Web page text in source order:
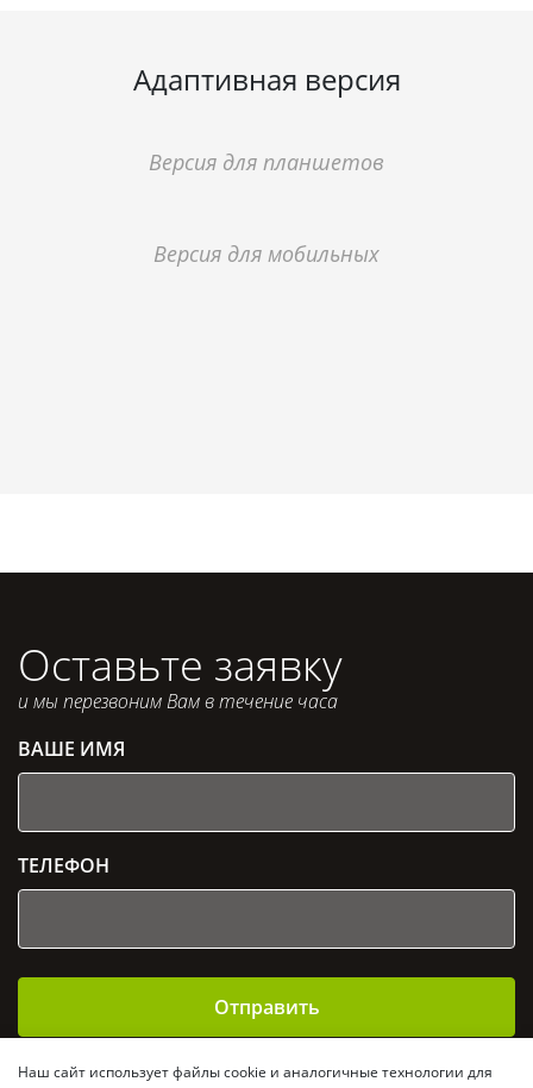
Адаптивная версия
Версия для планшетов
Версия для мобильных
Оставьте заявку
и мы перезвоним Вам в течение часа
ВАШЕ ИМЯ
ТЕЛЕФОН
Отправить
Отправляя заявку, Вы даете согласие наобработку
Наш сайт использует файлы cookie и аналогичные технологии для